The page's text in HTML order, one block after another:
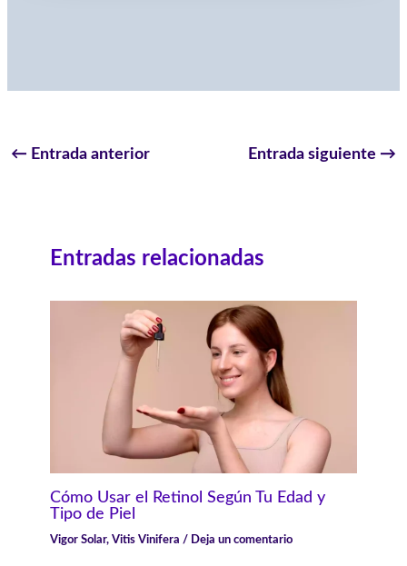
← Entrada anterior Entrada siguiente →
Entradas relacionadas
Cómo Usar el Retinol Según Tu Edad y
Tipo de Piel
Vigor Solar,Vitis Vinifera / Deja un comentario